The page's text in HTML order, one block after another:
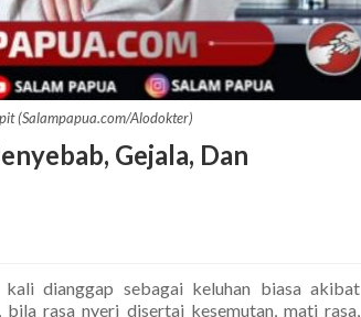
(Salampapua.com/Alodokter)
Gejala, Dan
dianggap sebagai keluhan biasa akibat
rasa nyeri disertai kesemutan, mati rasa,